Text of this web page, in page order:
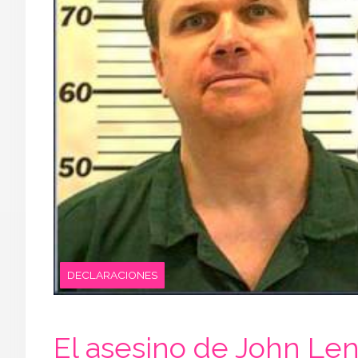
DECLARACIONES
El asesino de John